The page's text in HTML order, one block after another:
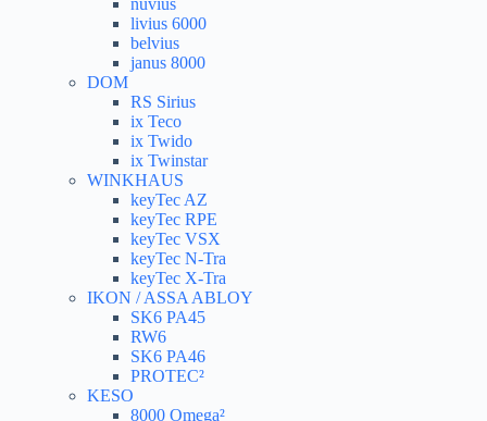
livius 6000
belvius
janus 8000
DOM
RS Sirius
ix Teco
ix Twido
ix Twinstar
WINKHAUS
keyTec AZ
keyTec RPE
keyTec VSX
keyTec N-Tra
keyTec X-Tra
IKON / ASSA ABLOY
SK6 PA45
RW6
SK6 PA46
PROTEC²
KESO
8000 Omega²